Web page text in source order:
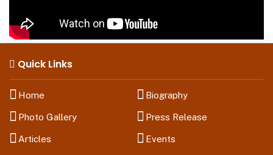
Quick Links
Home Biography
Photo Gallery Press Release
Articles Events